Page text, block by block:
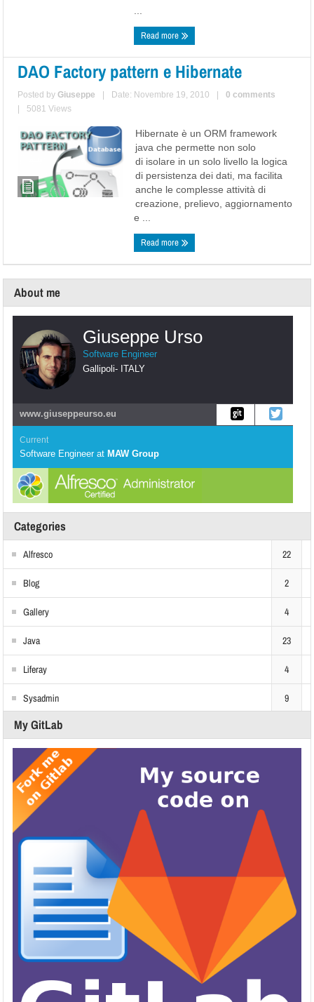
...
Read more
DAO Factory pattern e Hibernate
Posted byGiuseppe Date: Novembre 19, 2010
0 comments
5081 Views
Hibernate è un ORM framework
java che permette non solo
di isolare in un solo livello la logica
di persistenza dei dati, ma facilita
anche le complesse attività di
creazione, prelievo, aggiornamento
e ...
Read more
About me
Giuseppe Urso
Software Engineer
Gallipoli- ITALY
www.giuseppeurso.eu
Current
Software Engineer at MAW Group
Categories
Alfresco 22
Blog 2
Gallery 4
Java 23
Liferay 4
Sysadmin 9
My GitLab